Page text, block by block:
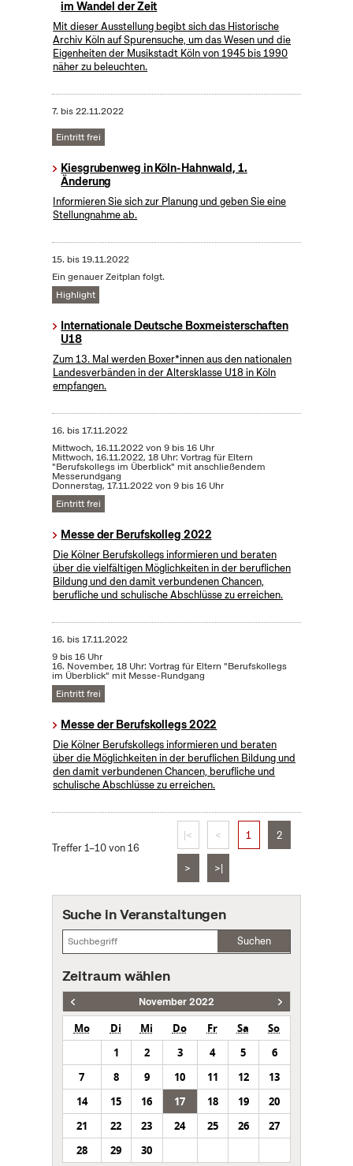
im Wandel der Zeit
Mit dieser Ausstellung begibt sich das Historische
Archiv Köln auf Spurensuche, um das Wesen und die
Eigenheiten der Musikstadt Köln von 1945 bis 1990
näher zu beleuchten.
7. bis22.11.2022
Eintritt frei
Kiesgrubenweg in Köln-Hahnwald, 1.
Änderung
Informieren Sie sich zur Planung und geben Sie eine
Stellungnahme ab.
15. bis19.11.2022
Ein genauer Zeitplan folgt.
Highlight
Internationale Deutsche Boxmeisterschaften
U18
Zum 13. Mal werden Boxer*innen aus den nationalen
Landesverbänden in der Altersklasse U18 in Köln
empfangen.
16. bis17.11.2022
Mittwoch, 16.11.2022 von 9 bis 16 Uhr
Mittwoch, 16.11.2022, 18 Uhr: Vortrag für Eltern
"Berufskollegs im Überblick" mit anschließendem
Messerundgang
Donnerstag, 17.11.2022 von 9 bis 16 Uhr
Eintritt frei
Messe der Berufskolleg 2022
Die Kölner Berufskollegs informieren und beraten
über die vielfältigen Möglichkeiten in der beruflichen
Bildung und den damit verbundenen Chancen,
berufliche und schulische Abschlüsse zu erreichen.
16. bis17.11.2022
9 bis 16 Uhr
16. November, 18 Uhr: Vortrag für Eltern "Berufskollegs
im Überblick" mit Messe-Rundgang
Eintritt frei
Messe der Berufskollegs 2022
Die Kölner Berufskollegs informieren und beraten
über die Möglichkeiten in der beruflichen Bildung und
den damit verbundenen Chancen, berufliche und
schulische Abschlüsse zu erreichen.
Treffer 1–10 von 16
|< < 1 2
> >|
Suche in Veranstaltungen
Suchen
Zeitraum wählen
November 2022
Mo Di Mi Do Fr Sa
So
1
2 3 4 5
6
7
8 9 10 11 12
13
14
15 16 17 18 19
20
21
22 23 24 25 26
27
28
29 30